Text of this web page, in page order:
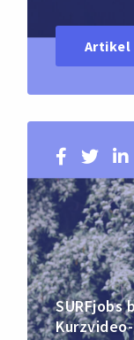
Artikel